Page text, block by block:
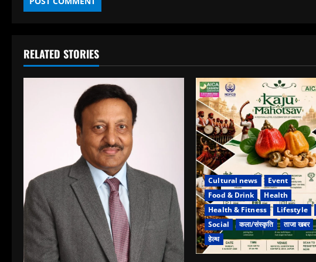
RELATED STORIES
Cultural news
Event
Food & Drink
Health
Health & Fitness
Lifestyle
Social
कला/संस्कृति ताजा खबर
हेल्थ